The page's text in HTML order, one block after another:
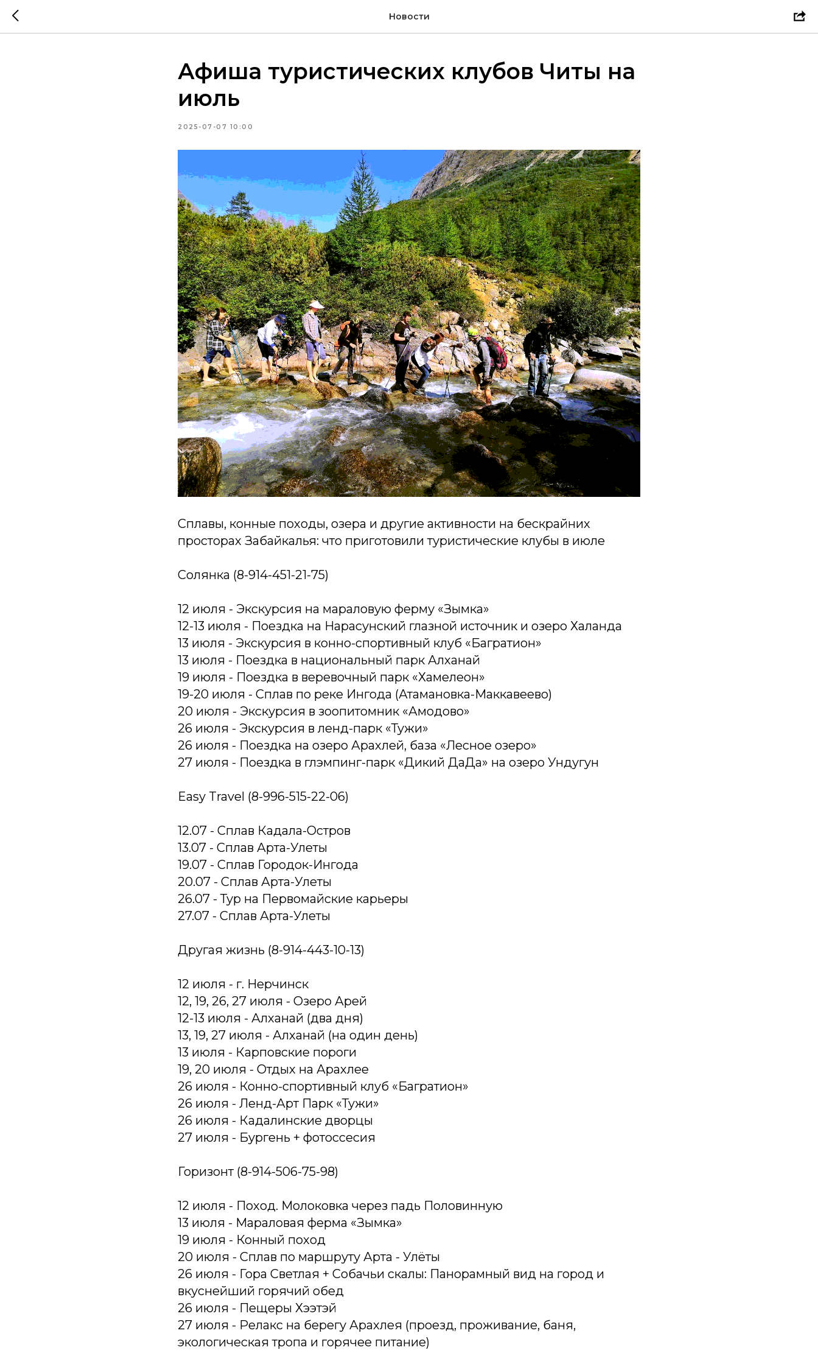
Новости
Афиша туристических клубов Читы на
июль
2025-07-07 10:00
Сплавы, конные походы, озера и другие активности на бескрайних
просторах Забайкалья: что приготовили туристические клубы в июле
Солянка (8-914-451-21-75)
12 июля - Экскурсия на мараловую ферму «Зымка»
12-13 июля - Поездка на Нарасунский глазной источник и озеро Халанда
13 июля - Экскурсия в конно-спортивный клуб «Багратион»
13 июля - Поездка в национальный парк Алханай
19 июля - Поездка в веревочный парк «Хамелеон»
19-20 июля - Сплав по реке Ингода (Атамановка-Маккавеево)
20 июля - Экскурсия в зоопитомник «Амодово»
26 июля - Экскурсия в ленд-парк «Тужи»
26 июля - Поездка на озеро Арахлей, база «Лесное озеро»
27 июля - Поездка в глэмпинг-парк «Дикий ДаДа» на озеро Ундугун
Easy Travel (8-996-515-22-06)
12.07 - Сплав Кадала-Остров
13.07 - Сплав Арта-Улеты
19.07 - Сплав Городок-Ингода
20.07 - Сплав Арта-Улеты
26.07 - Тур на Первомайские карьеры
27.07 - Сплав Арта-Улеты
Другая жизнь (8-914-443-10-13)
12 июля - г. Нерчинск
12, 19, 26, 27 июля - Озеро Арей
12-13 июля - Алханай (два дня)
13, 19, 27 июля - Алханай (на один день)
13 июля - Карповские пороги
19, 20 июля - Отдых на Арахлее
26 июля - Конно-спортивный клуб «Багратион»
26 июля - Ленд-Арт Парк «Тужи»
26 июля - Кадалинские дворцы
27 июля - Бургень + фотоссесия
Горизонт (8-914-506-75-98)
12 июля - Поход. Молоковка через падь Половинную
13 июля - Мараловая ферма «Зымка»
19 июля - Конный поход
20 июля - Сплав по маршруту Арта - Улёты
26 июля - Гора Светлая + Собачьи скалы: Панорамный вид на город и
вкуснейший горячий обед
26 июля - Пещеры Хээтэй
27 июля - Релакс на берегу Арахлея (проезд, проживание, баня,
экологическая тропа и горячее питание)